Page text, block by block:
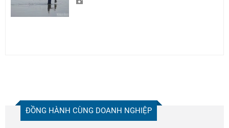
ĐỒNG HÀNH CÙNG DOANH NGHIỆP